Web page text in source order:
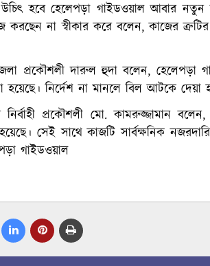
উচিৎ হবে হেলেপড়া গাইডওয়াল আবার
করছেন না স্বীকার করে বলেন, কাজের
প্রকৌশলী দারুল হুদা বলেন, হেলেপড়া
হয়েছে। নির্দেশ না মানলে বিল আটকে
নির্বাহী প্রকৌশলী মো. কামরুজ্জামান
সেই সাথে কাজটি সার্বক্ষনিক
গাইডওয়াল